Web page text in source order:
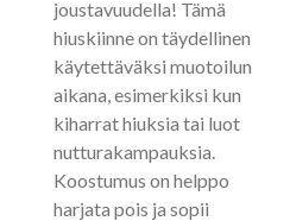
joustavuudella! Tämä
hiuskiinne on täydellinen
käytettäväksi muotoilun
aikana, esimerkiksi kun
kiharrat hiuksia tai luot
nutturakampauksia.
Koostumus on helppo
harjata pois ja sopii